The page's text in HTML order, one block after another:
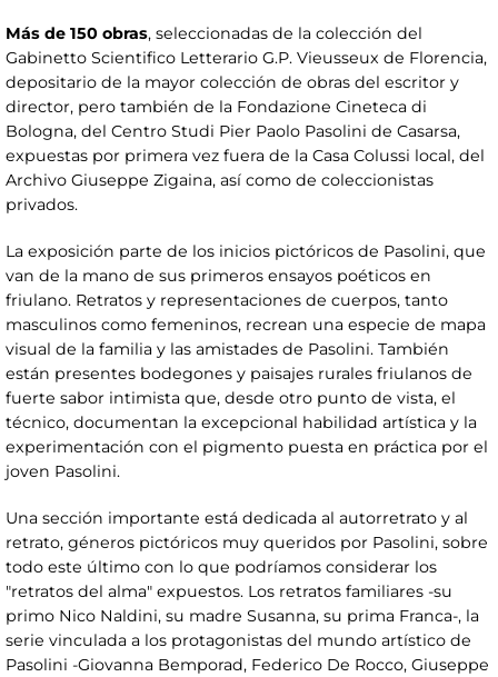
Más de 150 obras, seleccionadas de la colección del
Gabinetto Scientifico Letterario G.P. Vieusseux de Florencia,
depositario de la mayor colección de obras del escritor y
director, pero también de la Fondazione Cineteca di
Bologna, del Centro Studi Pier Paolo Pasolini de Casarsa,
expuestas por primera vez fuera de la Casa Colussi local, del
Archivo Giuseppe Zigaina, así como de coleccionistas
privados.
La exposición parte de los inicios pictóricos de Pasolini, que
van de la mano de sus primeros ensayos poéticos en
friulano. Retratos y representaciones de cuerpos, tanto
masculinos como femeninos, recrean una especie de mapa
visual de la familia y las amistades de Pasolini. También
están presentes bodegones y paisajes rurales friulanos de
fuerte sabor intimista que, desde otro punto de vista, el
técnico, documentan la excepcional habilidad artística y la
experimentación con el pigmento puesta en práctica por el
joven Pasolini.
Una sección importante está dedicada al autorretrato y al
retrato, géneros pictóricos muy queridos por Pasolini, sobre
todo este último con lo que podríamos considerar los
"retratos del alma" expuestos. Los retratos familiares -su
primo Nico Naldini, su madre Susanna, su prima Franca-, la
serie vinculada a los protagonistas del mundo artístico de
Pasolini -Giovanna Bemporad, Federico De Rocco, Giuseppe